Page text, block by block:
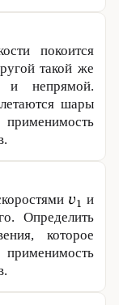
покоится
такой же
и непрямой.
шары
и
Определить
которое
применимость